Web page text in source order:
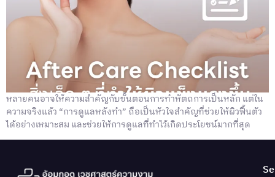
หลายคนอาจให้ความสำคัญกับขั้นตอนการทำหัตถการเป็นหลัก แต่ใน
ความจริงแล้ว “การดูแลหลังทำ” ถือเป็นหัวใจสำคัญที่ช่วยให้ผิวฟื้นตัว
ได้อย่างเหมาะสม และช่วยให้การดูแลที่ทำไว้เกิดประโยชน์มากที่สุด